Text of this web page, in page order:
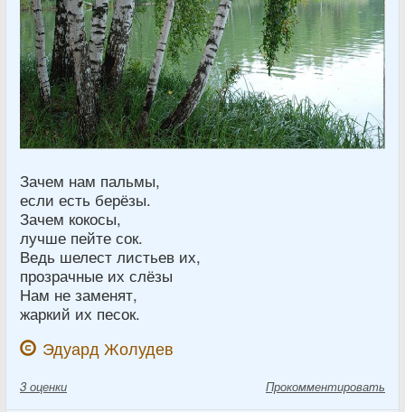
Зачем нам пальмы,
если есть берёзы.
Зачем кокосы,
лучше пейте сок.
Ведь шелест листьев их,
прозрачные их слёзы
Нам не заменят,
жаркий их песок.
Эдуард Жолудев
3 оценки Прокомментировать